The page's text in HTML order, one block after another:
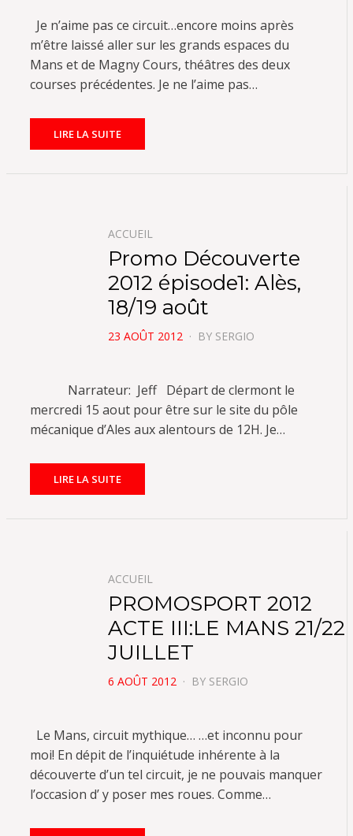
Je n’aime pas ce circuit…encore moins après
m’être laissé aller sur les grands espaces du
Mans et de Magny Cours, théâtres des deux
courses précédentes. Je ne l’aime pas…
LIRE LA SUITE
ACCUEIL
Promo Découverte
2012 épisode1: Alès,
18/19 août
POSTED
23 AOÛT 2012 BY SERGIO
Narrateur: Jeff Départ de clermont le
mercredi 15 aout pour être sur le site du pôle
mécanique d’Ales aux alentours de 12H. Je…
LIRE LA SUITE
ACCUEIL
PROMOSPORT 2012
ACTE III:LE MANS 21/22
JUILLET
POSTED
6 AOÛT 2012 BY SERGIO
Le Mans, circuit mythique… …et inconnu pour
moi! En dépit de l’inquiétude inhérente à la
découverte d’un tel circuit, je ne pouvais manquer
l’occasion d’ y poser mes roues. Comme…